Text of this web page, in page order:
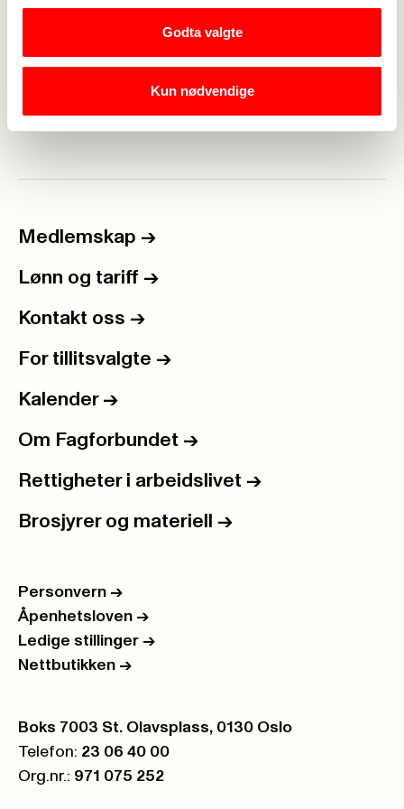
Godta valgte
Kun nødvendige
det komme et forslag om noen uker. Foreløpig har
løsning er på plass.
Medlemskap ->
Lønn og tariff ->
Kontakt oss ->
For tillitsvalgte ->
Kalender ->
Om Fagforbundet ->
Rettigheter i arbeidslivet ->
Brosjyrer og materiell ->
Personvern ->
Åpenhetsloven ->
Ledige stillinger ->
Nettbutikken ->
Postboks:
Boks 7003 St. Olavsplass, 0130 Oslo
Telefon: 23 06 40 00
Org.nr.: 971 075 252